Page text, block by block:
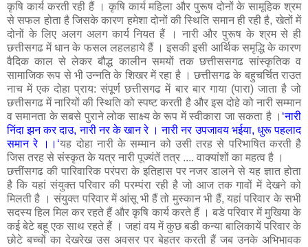
कृषि कार्य करती रही हैं । कृषि कार्य महिला और पुरूष दोनों के सामूहिक श्रम
से सफल होता है जिसके कारण हमेशा दोनों की स्थिति समान ही रही है, खेतों में
दोनों के लिए अलग अलग कार्य नियत हैं । नारी और पुरूष के श्रम से ही
छत्तीसगढ में धान के फसल लहलहाये हैं । इसकी इसी आर्थिक समृद्धि के कारण
वैदिक काल से लेकर बौद्ध कालीन समयों तक छत्तीससगढ सांस्कृतिक व
सामाजिक रूप से भी उन्नति के शिखर में रहा है । छत्तीसगढ के बहुचर्चित राउत
नाच में एक दोहा प्राय: संपूर्ण छत्तीसगढ में बार बार गाया (पारा) जाता है जो
छत्तीसगढ में नारियों की स्थिति को स्पष्ट‍ करती है और इस दोहे को नारी सम्मान
व समानता के सबसे पुराने लोक साक्ष्य के रूप में स्वीकारा जा सकता है । ‘नारी
निंदा झन कर दाउ, नारी नर के खान रे । नारी नर उपजावय भईया, धुरू पहलाद
समान रे ।।‘यह दोहा नारी के सम्मान को उसी तरह से परिभाषित करती है
जिस तरह से संस्कृत के यत्र नारी पूज्यंतें तत्र .... वाक्यांशों का महत्व है ।
छत्तींसगढ की पारिवारिक परंपरा के इतिहास पर नजर डालने से यह ज्ञात होता
है कि यहां संयुक्त परिवार की परम्पंरा रही है जो आज तक गावों में देखने को
मिलती है । संयुक्त परिवार में आंसू भी हैं तो मुस्कान भी हैं, यहां परिवार के सभी
सदस्य हिल मिल कर रहते हैं और कृषि कार्य करते हैं । बडे परिवार में मुखिया के
कई बेटे बहू एक साथ रहते हैं । जहां वय में कुछ बडी कन्या बालिकायें परिवार के
छोटे बच्चों का देखरेख उस अवसर पर बेहतर करती हैं जब उनके अभिभावक